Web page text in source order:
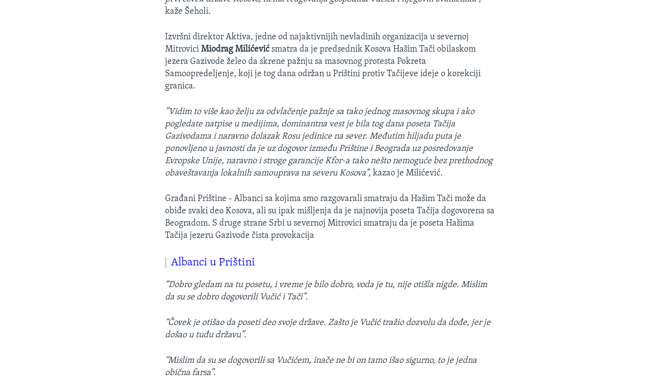
kaže Šeholi.
Izvršni direktor Aktiva, jedne od najaktivnijih nevladinih organizacija u severnoj
MitroviciMiodrag Milićevićsmatra da je predsednik Kosova Hašim Tači obilaskom
jezera Gazivode želeo da skrene pažnju sa masovnog protesta Pokreta
Samoopredeljenje, koji je tog dana održan u Prištini protiv Tačijeve ideje o korekciji
granica.
”Vidim to više kao želju za odvlačenje pažnje sa tako jednog masovnog skupa i ako
pogledate natpise u medijima, dominantna vest je bila tog dana poseta Tačija
Gazivodama i naravno dolazak Rosu jedinice na sever. Međutim hiljadu puta je
ponovljeno u javnosti da je uz dogovor između Prištine i Beograda uz posredovanje
Evropske Unije, naravno i stroge garancije Kfor-a tako nešto nemoguće bez prethodnog
obaveštavanja lokalnih samouprava na severu Kosova”, kazao je Milićević.
Građani Prištine - Albanci sa kojima smo razgovarali smatraju da Hašim Tači može da
obiđe svaki deo Kosova, ali su ipak mišljenja da je najnovija poseta Tačija dogovorena sa
Beogradom. S druge strane Srbi u severnoj Mitrovici smatraju da je poseta Hašima
Tačija jezeru Gazivode čista provokacija
Albanci u Prištini
“Dobro gledam na tu posetu, i vreme je bilo dobro, voda je tu, nije otišla nigde. Mislim
da su se dobro dogovorili Vučić i Tači”.
“Čovek je otišao da poseti deo svoje države. Zašto je Vučić tražio dozvolu da dođe, jer je
došao u tuđu državu”.
“Mislim da su se dogovorili sa Vučićem, inače ne bi on tamo išao sigurno, to je jedna
obična farsa”.